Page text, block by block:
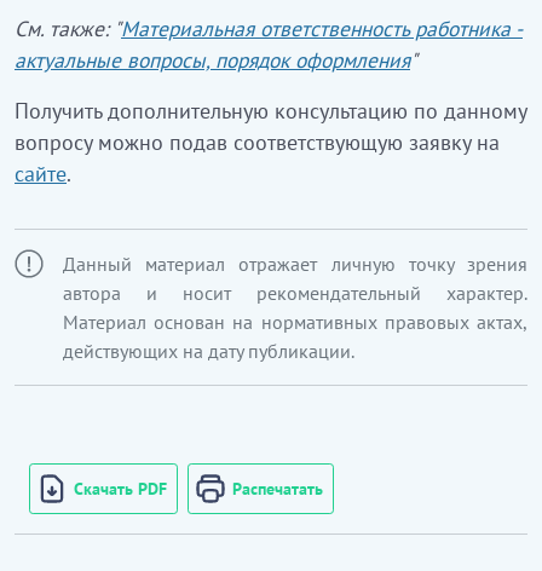
См. также: "Материальная ответственность работника -
актуальные вопросы, порядок оформления"
Получить дополнительную консультацию по данному
вопросу можно подав соответствующую заявку на
сайте.
Данный материал отражает личную точку зрения
автора и носит рекомендательный характер.
Материал основан на нормативных правовых актах,
действующих на дату публикации.
Скачать PDF Распечатать